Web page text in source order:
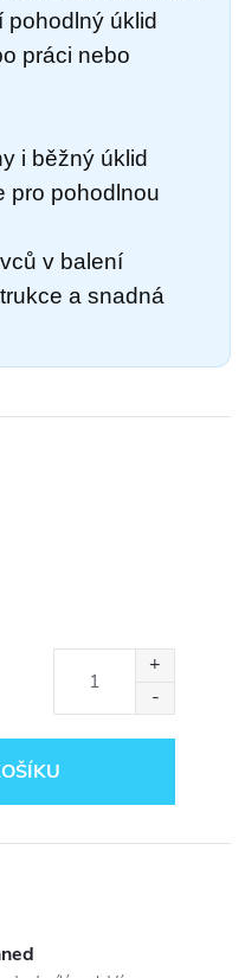
pohodlný úklid
práci nebo
i běžný úklid
pro pohodlnou
v balení
a snadná